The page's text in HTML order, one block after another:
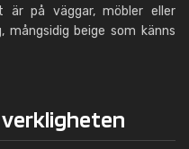
på väggar, möbler eller
mångsidig beige som känns
verkligheten